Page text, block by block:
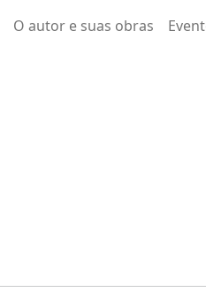
O autor e suas obras